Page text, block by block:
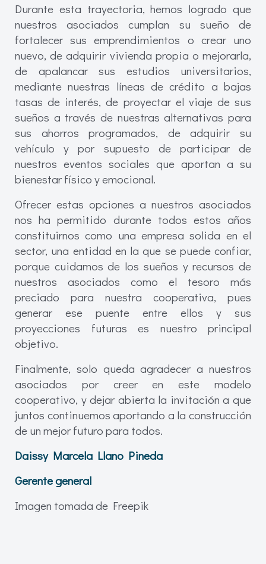
Durante esta trayectoria, hemos logrado que
nuestros asociados cumplan su sueño de
fortalecer sus emprendimientos o crear uno
nuevo, de adquirir vivienda propia o mejorarla,
de apalancar sus estudios universitarios,
mediante nuestras líneas de crédito a bajas
tasas de interés, de proyectar el viaje de sus
sueños a través de nuestras alternativas para
sus ahorros programados, de adquirir su
vehículo y por supuesto de participar de
nuestros eventos sociales que aportan a su
bienestar físico y emocional.
Ofrecer estas opciones a nuestros asociados
nos ha permitido durante todos estos años
constituirnos como una empresa solida en el
sector, una entidad en la que se puede confiar,
porque cuidamos de los sueños y recursos de
nuestros asociados como el tesoro más
preciado para nuestra cooperativa, pues
generar ese puente entre ellos y sus
proyecciones futuras es nuestro principal
objetivo.
Finalmente, solo queda agradecer a nuestros
asociados por creer en este modelo
cooperativo, y dejar abierta la invitación a que
juntos continuemos aportando a la construcción
de un mejor futuro para todos.
Daissy Marcela Llano Pineda
Gerente general
Imagen tomada de Freepik